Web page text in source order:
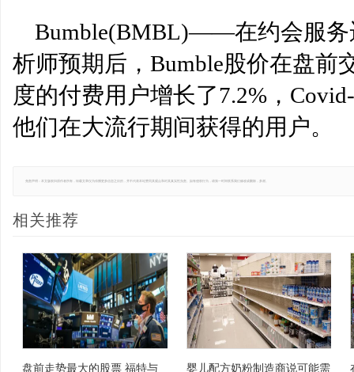
Bumble(BMBL)——在约会服务
析师预期后，Bumble股价在盘前
度的付费用户增长了7.2%，
他们在大流行期间获得的用户。
免责声明：本文版权归原作者所有，转载文章仅为传播更多信息之目的，并不代表本站赞同其观点和对其真实性负责。如有侵权行为，请第一时间联系我们修改或删除，多谢。
相关推荐
盘前走势最大的股票 福特与 婴儿配方奶粉制造商说可能需